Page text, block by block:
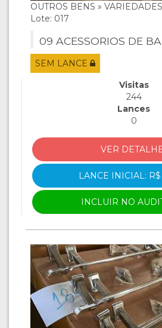
OUTROS BENS » VARIEDADES
Lote: 017
09 ACESSORIOS DE
SEM LANCE
Visitas
244
Lances
0
VER
LANCE INICIAL:
INCLUIR NO